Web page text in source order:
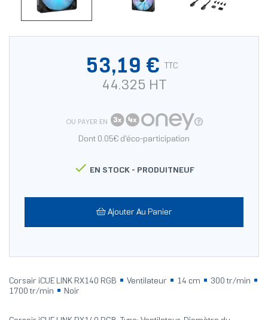
53,19 € TTC
44.325 HT
OU PAYER EN
Dont 0.05€ d'éco-participation
 EN STOCK - PRODUITNEUF
Ajouter Au Panier
Corsair iCUE LINK RX140 RGB Ventilateur 14 cm
300 tr/min
1700 tr/min
Noir